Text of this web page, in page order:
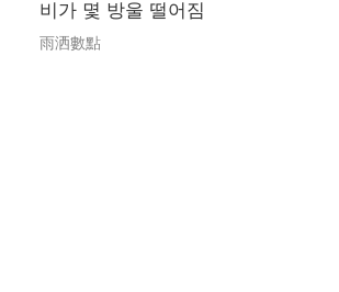
비가 몇 방울 떨어짐
雨洒數點